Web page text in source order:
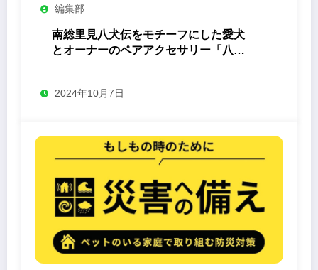
編集部
南総里見八犬伝をモチーフにした愛犬
とオーナーのペアアクセサリー「八心
2024年10月7日